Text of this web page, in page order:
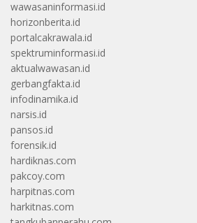
wawasaninformasi.id
horizonberita.id
portalcakrawala.id
spektruminformasi.id
aktualwawasan.id
gerbangfakta.id
infodinamika.id
narsis.id
pansos.id
forensik.id
hardiknas.com
pakcoy.com
harpitnas.com
harkitnas.com